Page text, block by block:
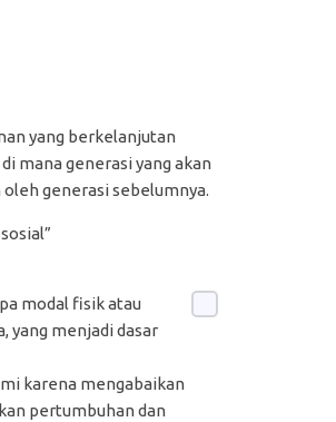
yang berkelanjutan
mana generasi yang akan
generasi sebelumnya.
modal fisik atau
yang menjadi dasar
karena mengabaikan
pertumbuhan dan